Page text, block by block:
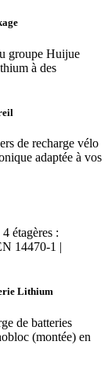
groupe Huijue
à des
de recharge vélo
adaptée à vos
étagères :
14470-1 |
Lithium
de batteries
(montée) en